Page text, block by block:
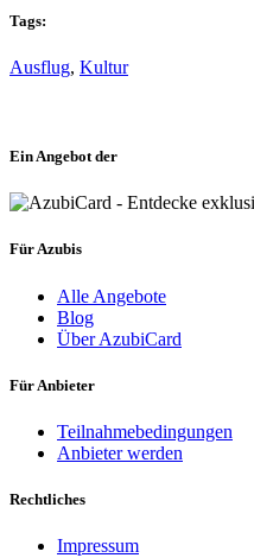
Tags:
Ausflug, Kultur
Ein Angebot der
Für Azubis
Alle Angebote
Blog
Über AzubiCard
Für Anbieter
Teilnahmebedingungen
Anbieter werden
Rechtliches
Impressum